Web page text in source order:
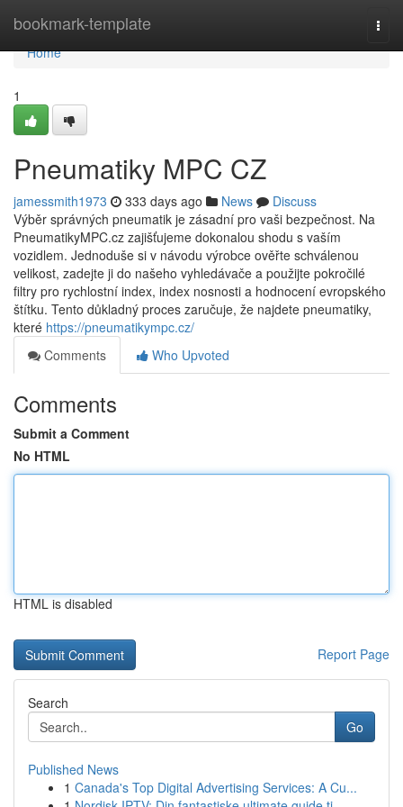
bookmark-template
Home
Home
1
Pneumatiky MPC CZ
jamessmith1973 333 days ago News
Discuss
Výběr správných pneumatik je zásadní pro vaši bezpečnost. Na
PneumatikyMPC.cz zajišťujeme dokonalou shodu s vaším
vozidlem. Jednoduše si v návodu výrobce ověřte schválenou
velikost, zadejte ji do našeho vyhledávače a použijte pokročilé
filtry pro rychlostní index, index nosnosti a hodnocení evropského
štítku. Tento důkladný proces zaručuje, že najdete pneumatiky,
které https://pneumatikympc.cz/
Comments
Who Upvoted
Comments
Submit a Comment
No HTML
HTML is disabled
Report Page
Search
Go
Published News
1 Canada's Top Digital Advertising Services: A Cu...